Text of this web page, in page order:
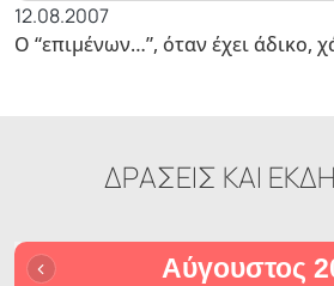
12.08.2007
Ο “επιμένων…”, όταν έχει άδικο,
ΔΡΑΣΕΙΣ ΚΑΙ
Αύγουστος